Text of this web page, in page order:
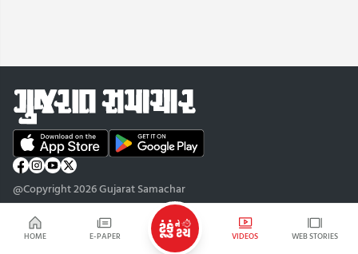
HOME E-PAPER VIDEOS WEB STORIES
@Copyright 2026 Gujarat Samachar